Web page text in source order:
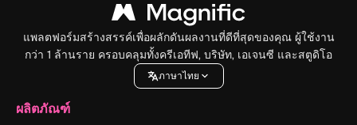
แพลตฟอร์มสร้างสรรค์เพื่อผลักดันผลงานที่ดีที่สุดของคุณ ผู้ใช้งาน
กว่า 1 ล้านราย ครอบคลุมทั้งครีเอทีฟ, บริษัท, เอเจนซี และสตูดิโอ
ภาษาไทย
ผลิตภัณฑ์